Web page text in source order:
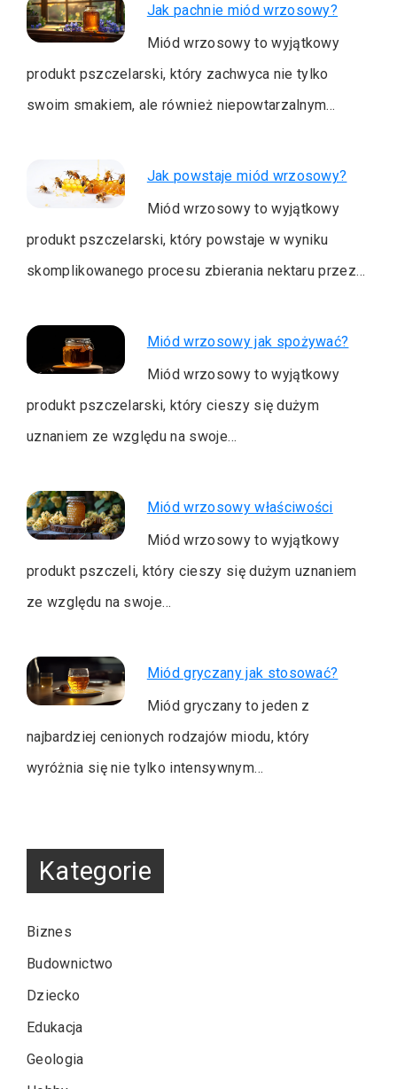
Jak pachnie miód wrzosowy?
Miód wrzosowy to wyjątkowy
produkt pszczelarski, który zachwyca nie tylko
swoim smakiem, ale również niepowtarzalnym…
Jak powstaje miód wrzosowy?
Miód wrzosowy to wyjątkowy
produkt pszczelarski, który powstaje w wyniku
skomplikowanego procesu zbierania nektaru przez…
Miód wrzosowy jak spożywać?
Miód wrzosowy to wyjątkowy
produkt pszczelarski, który cieszy się dużym
uznaniem ze względu na swoje…
Miód wrzosowy właściwości
Miód wrzosowy to wyjątkowy
produkt pszczeli, który cieszy się dużym uznaniem
ze względu na swoje…
Miód gryczany jak stosować?
Miód gryczany to jeden z
najbardziej cenionych rodzajów miodu, który
wyróżnia się nie tylko intensywnym…
Kategorie
Biznes
Budownictwo
Dziecko
Edukacja
Geologia